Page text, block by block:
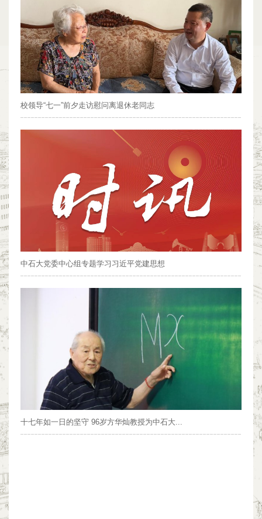
校领导“七一”前夕走访慰问离退休老同志
中石大党委中心组专题学习习近平党建思想
十七年如一日的坚守 96岁方华灿教授为中石大...